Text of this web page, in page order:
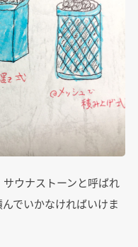
ウナストーンと呼ばれ
でいかなければいけま